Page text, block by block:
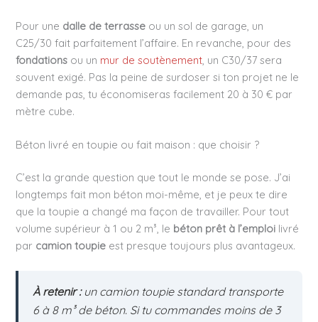
Pour une dalle de terrasse ou un sol de garage, un
C25/30 fait parfaitement l’affaire. En revanche, pour des
fondations ou un mur de soutènement, un C30/37 sera
souvent exigé. Pas la peine de surdoser si ton projet ne le
demande pas, tu économiseras facilement 20 à 30 € par
mètre cube.
Béton livré en toupie ou fait maison : que choisir ?
C’est la grande question que tout le monde se pose. J’ai
longtemps fait mon béton moi-même, et je peux te dire
que la toupie a changé ma façon de travailler. Pour tout
volume supérieur à 1 ou 2 m³, le béton prêt à l’emploi livré
par camion toupie est presque toujours plus avantageux.
À retenir :un camion toupie standard transporte
6 à 8 m³ de béton. Si tu commandes moins de 3